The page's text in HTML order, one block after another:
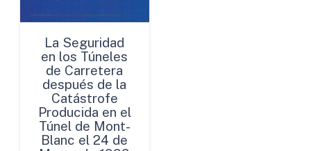
La Seguridad
en los Túneles
de Carretera
después de la
Catástrofe
Producida en el
Túnel de Mont-
Blanc el 24 de